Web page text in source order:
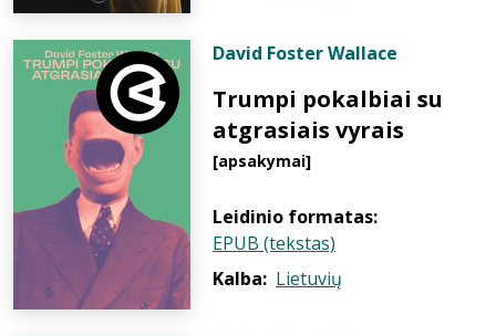
David Foster Wallace
Trumpi pokalbiai su
atgrasiais vyrais
[apsakymai]
Leidinio formatas:
EPUB (tekstas)
Kalba: Lietuvių